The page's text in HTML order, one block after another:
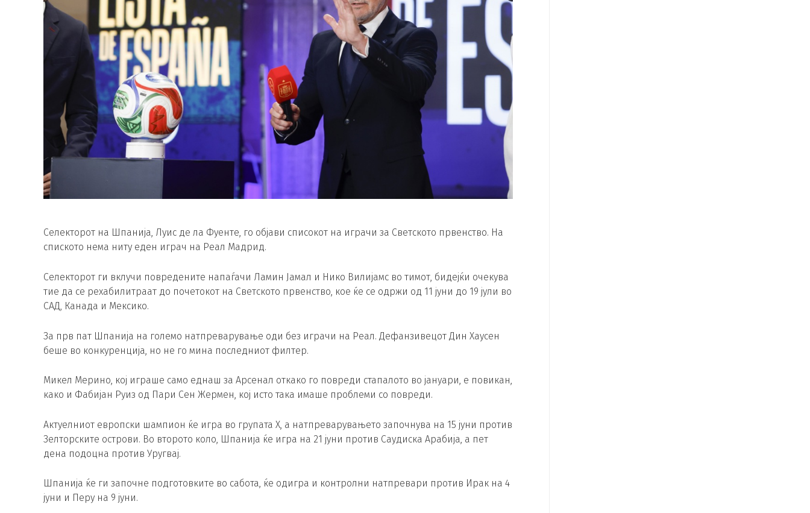
Селекторот на Шпанија, Луис де ла Фуенте, го објави списокот на играчи за Светското првенство. На
спиското нема ниту еден играч на Реал Мадрид.
Селекторот ги вклучи повредените напаѓачи Ламин Јамал ​​и Нико Вилијамс во тимот, бидејќи очекува
тие да се рехабилитраат до почетокот на Светското првенство, кое ќе се одржи од 11 јуни до 19 јули во
САД, Канада и Мексико.
За прв пат Шпанија на големо натпреварување оди без играчи на Реал. Дефанзивецот Дин Хаусен
беше во конкуренција, но не го мина последниот филтер.
Микел Мерино, кој играше само еднаш за Арсенал откако го повреди стапалото во јануари, е повикан,
како и Фабијан Руиз од Пари Сен Жермен, кој исто така имаше проблеми со повреди.
Актуелниот европски шампион ќе игра во групата Х, а натпреварувањето започнува на 15 јуни против
Зелторските острови. Во второто коло, Шпанија ќе игра на 21 јуни против Саудиска Арабија, а пет
дена подоцна против Уругвај.
Шпанија ќе ги започне подготовките во сабота, ќе одигра и контролни натпревари против Ирак на 4
јуни и Перу на 9 јуни.